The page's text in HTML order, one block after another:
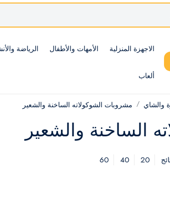
الاجهزة المنزلية الأمهات والأطفال الرياضة
ألعاب
والشاي مشروبات الشوكولاته الساخنة والشعير
الساخنة والشعير
20
40
60